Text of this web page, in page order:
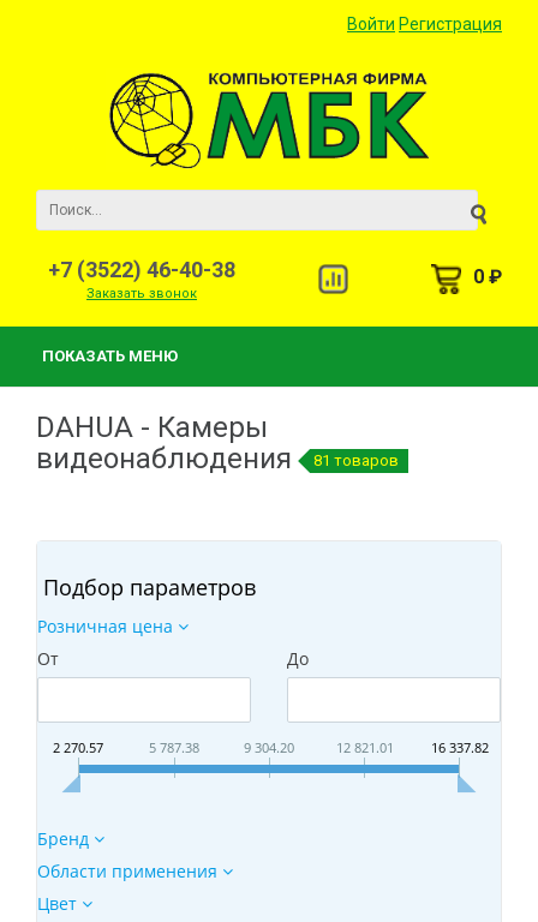
Войти Регистрация
+7 (3522) 46-40-38
Заказать звонок
0 ₽
ПОКАЗАТЬ МЕНЮ
DAHUA - Камеры
видеонаблюдения
81 товаров
Подбор параметров
Розничная цена
От
До
2 270.57 5 787.38 9 304.20 12 821.01 16 337.82
Бренд
Области применения
Цвет